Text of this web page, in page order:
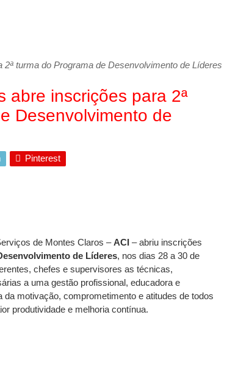
turma do Programa de Desenvolvimento de Líderes
abre inscrições para 2ª
Desenvolvimento de
Pinterest
de Montes Claros –ACI– abriu inscrições
de Líderes, nos dias 28 a 30 de
chefes e supervisores as técnicas,
a uma gestão profissional, educadora e
motivação, comprometimento e atitudes de todos
produtividade e melhoria contínua.